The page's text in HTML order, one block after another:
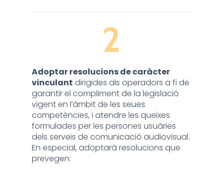
2
Adoptar resolucions de caràcter
vinculant dirigides als operadors a fi de
garantir el compliment de la legislació
vigent en l’àmbit de les seues
competències, i atendre les queixes
formulades per les persones usuàries
dels serveis de comunicació audiovisual.
En especial, adoptarà resolucions que
prevegen: